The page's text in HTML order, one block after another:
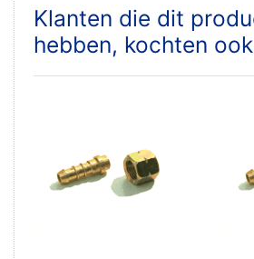
Klanten die dit
hebben, kochten ook